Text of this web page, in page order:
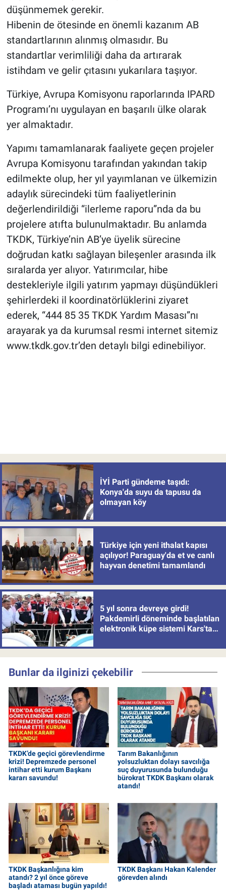
düşünmemek gerekir.
Hibenin de ötesinde en önemli kazanım AB
standartlarının alınmış olmasıdır. Bu
standartlar verimliliği daha da artırarak
istihdam ve gelir çıtasını yukarılara taşıyor.
Türkiye, Avrupa Komisyonu raporlarında IPARD
Programı’nı uygulayan en başarılı ülke olarak
yer almaktadır.
Yapımı tamamlanarak faaliyete geçen projeler
Avrupa Komisyonu tarafından yakından takip
edilmekte olup, her yıl yayımlanan ve ülkemizin
adaylık sürecindeki tüm faaliyetlerinin
değerlendirildiği “ilerleme raporu”nda da bu
projelere atıfta bulunulmaktadır. Bu anlamda
TKDK, Türkiye’nin AB’ye üyelik sürecine
doğrudan katkı sağlayan bileşenler arasında ilk
sıralarda yer alıyor. Yatırımcılar, hibe
destekleriyle ilgili yatırım yapmayı düşündükleri
şehirlerdeki il koordinatörlüklerini ziyaret
ederek, “444 85 35 TKDK Yardım Masası”nı
arayarak ya da kurumsal resmi internet sitemiz
www.tkdk.gov.tr’den detaylı bilgi edinebiliyor.
İYİ Parti gündeme taşıdı:
Konya'da suyu da tapusu da
olmayan köy
Türkiye için yeni ithalat kapısı
açılıyor! Paraguay'da et ve canlı
hayvan denetimi tamamlandı
5 yıl sonra devreye girdi!
Pakdemirli döneminde başlatılan
elektronik küpe sistemi Kars'tan
Bunlar da ilginizi çekebilir
TKDK’de geçici görevlendirme
krizi! Depremzede personel
intihar etti kurum Başkanı
kararı savundu!
Tarım Bakanlığının
yolsuzluktan dolayı savcılığa
suç duyurusunda bulunduğu
bürokrat TKDK Başkanı olarak
atandı!
TKDK Başkanlığına kim
atandı? 2 yıl önce göreve
başladı ataması bugün yapıldı!
TKDK Başkanı Hakan Kalender
görevden alındı